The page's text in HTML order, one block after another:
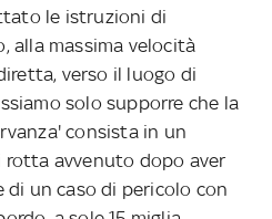
le istruzioni di
alla massima velocità
verso il luogo di
solo supporre che la
consista in un
avvenuto dopo aver
di un caso di pericolo con